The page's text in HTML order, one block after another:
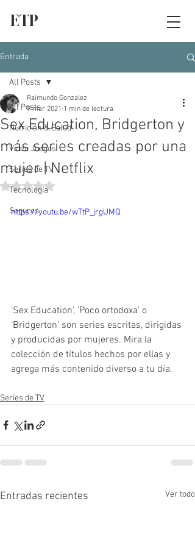
ETP
Entrada
All Posts
Nutrición & Salud
Video Juegos
Series de TV
Tecnología
Seguros
All Posts
Sex Education, Bridgerton y
más series creadas por una
mujer | Netflix
Raimundo Gonzalez
9 mar 2021 1 min de lectura
Obtuvo NaN de 5 estrellas.
https://youtu.be/wTtP_jrgUMQ
'Sex Education', 'Poco ortodoxa' o
'Bridgerton' son series escritas, dirigidas
y producidas por mujeres. Mira la
colección de títulos hechos por ellas y
agrega más contenido diverso a tu día.
Series de TV
Entradas recientes Ver todo